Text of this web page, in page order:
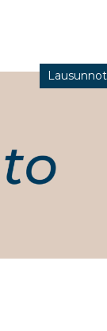
Lausunnot